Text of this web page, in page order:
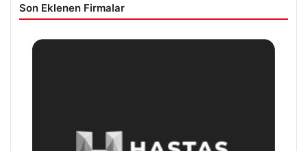
Son Eklenen Firmalar